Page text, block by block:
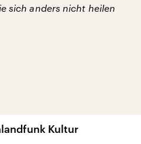
sich anders nicht heilen
Kultur